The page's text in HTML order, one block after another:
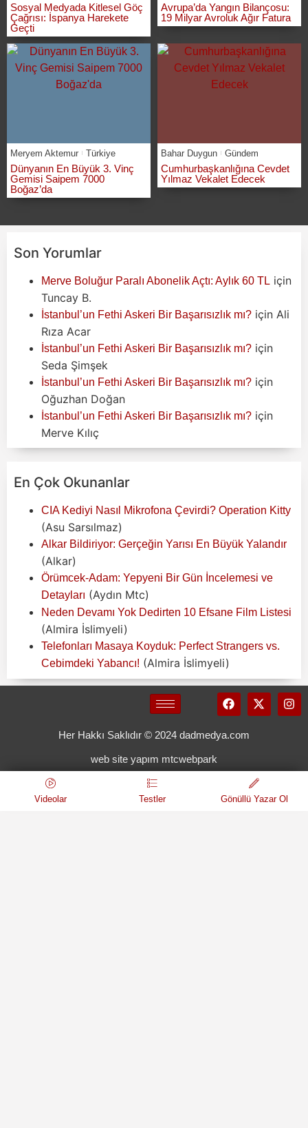
Sosyal Medyada Kitlesel Göç
Çağrısı: İspanya Harekete
Geçti
Avrupa’da Yangın Bilançosu:
19 Milyar Avroluk Ağır Fatura
Meryem Aktemur Türkiye
Dünyanın En Büyük 3. Vinç
Gemisi Saipem 7000
Boğaz’da
Bahar Duygun Gündem
Cumhurbaşkanlığına Cevdet
Yılmaz Vekalet Edecek
Son Yorumlar
Merve Boluğur Paralı Abonelik Açtı: Aylık 60 TL için
Tuncay B.
İstanbul’un Fethi Askeri Bir Başarısızlık mı? için Ali
Rıza Acar
İstanbul’un Fethi Askeri Bir Başarısızlık mı? için
Seda Şimşek
İstanbul’un Fethi Askeri Bir Başarısızlık mı? için
Oğuzhan Doğan
İstanbul’un Fethi Askeri Bir Başarısızlık mı? için
Merve Kılıç
En Çok Okunanlar
CIA Kediyi Nasıl Mikrofona Çevirdi? Operation Kitty
(Asu Sarsılmaz)
Alkar Bildiriyor: Gerçeğin Yarısı En Büyük Yalandır
(Alkar)
Örümcek-Adam: Yepyeni Bir Gün İncelemesi ve
Detayları (Aydın Mtc)
Neden Devamı Yok Dedirten 10 Efsane Film Listesi
(Almira İslimyeli)
Telefonları Masaya Koyduk: Perfect Strangers vs.
Cebimdeki Yabancı! (Almira İslimyeli)
Her Hakkı Saklıdır © 2024 dadmedya.com
web site yapım mtcwebpark
Videolar Testler Gönüllü Yazar Ol